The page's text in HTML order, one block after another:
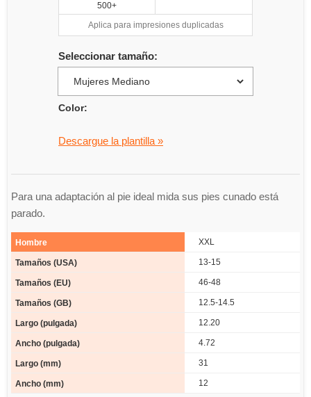
500+
Aplica para impresiones duplicadas
Seleccionar tamaño:
Color:
Descargue la plantilla »
Para una adaptación al pie ideal mida sus pies cunado está
parado.
XXL
13-15
46-48
12.5-14.5
12.20
4.72
31
12